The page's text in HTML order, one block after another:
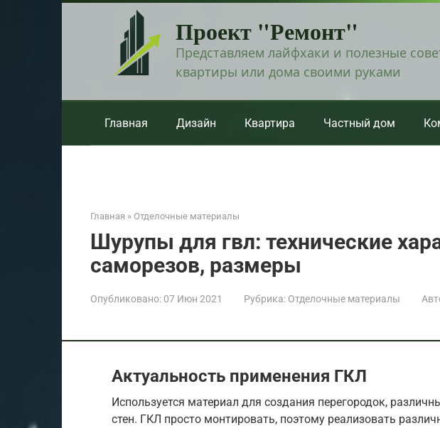
Проект "Ремонт"
Представляем лайфхаки и полезные
квартиры или дома своими руками
Главная Дизайн Квартира Частный дом
Главная » Отделочные материалы
Шурупы для гвл: технические
саморезов, размеры
Опубликовано: 07 Июн 2021 Рубрика: Отделочные материалы
Актуальность применения ГКЛ
Используется материал для создания перегородок,
стен. ГКЛ просто монтировать, поэтому реализовать